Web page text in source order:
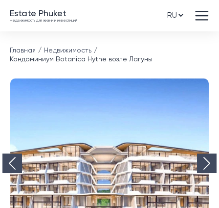
Estate Phuket
Недвижимость для жизни и инвестиций
Главная
Недвижимость
Кондоминиум Botanica Hythe возле Лагуны